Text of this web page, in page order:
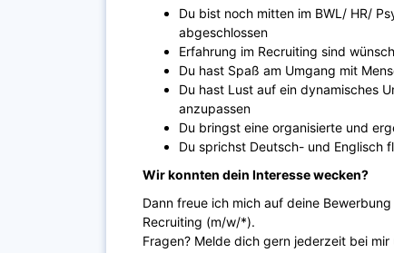
Du bist noch mitten im BWL/ HR/
abgeschlossen
Erfahrung im Recruiting sind
Du hast Spaß am Umgang mit
Du hast Lust auf ein dynamisches
anzupassen
Du bringst eine organisierte und
Du sprichst Deutsch- und Englisch
Wir konnten dein Interesse wecken?
Dann freue ich mich auf deine
Recruiting (m/w/*).
Fragen? Melde dich gern jederzeit bei